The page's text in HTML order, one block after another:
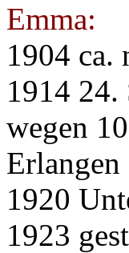
Emma:
1904 ca.
1914 24.
wegen
1920
1923